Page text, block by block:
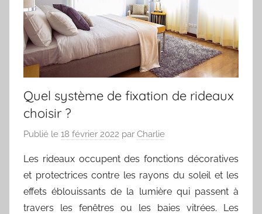
Quel système de fixation de rideaux
choisir ?
Publié le 18 février 2022 par Charlie
Les rideaux occupent des fonctions décoratives
et protectrices contre les rayons du soleil et les
effets éblouissants de la lumière qui passent à
travers les fenêtres ou les baies vitrées. Les